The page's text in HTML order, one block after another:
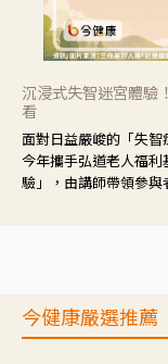
沉浸式失智迷宮體驗
看
面對日益嚴峻的「失智
今年攜手弘道老人福利基金會，
驗」，由講師帶領參
今健康嚴選推薦